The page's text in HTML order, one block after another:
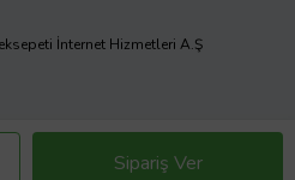
Sipariş Ver
İnternet Hizmetleri A.Ş